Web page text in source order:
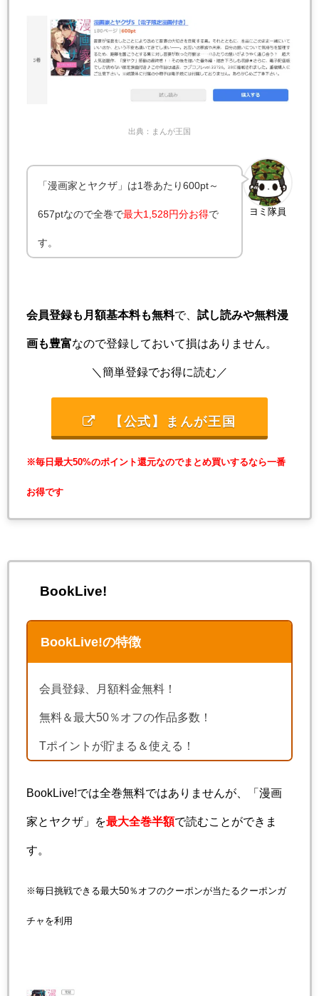
出典：まんが王国
ヨミ隊員
「漫画家とヤクザ」は1巻あたり600pt～
657ptなので全巻で最大1,528円分お得で
す。
会員登録も月額基本料も無料で、 試し読みや無料漫
画も豊富なので登録しておいて損はありません。
＼簡単登録でお得に読む／
【公式】まんが王国
※毎日最大50%のポイント還元なのでまとめ買いするなら一番
お得です
BookLive!
BookLive!の特徴
会員登録、月額料金無料！
無料＆最大50％オフの作品多数！
Tポイントが貯まる＆使える！
BookLive!では全巻無料ではありませんが、「漫画
家とヤクザ」を最大全巻半額で読むことができま
す。
※毎日挑戦できる最大50％オフのクーポンが当たるクーポンガ
チャを利用